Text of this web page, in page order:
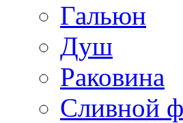
Гальюн
Душ
Раковина
Сливной